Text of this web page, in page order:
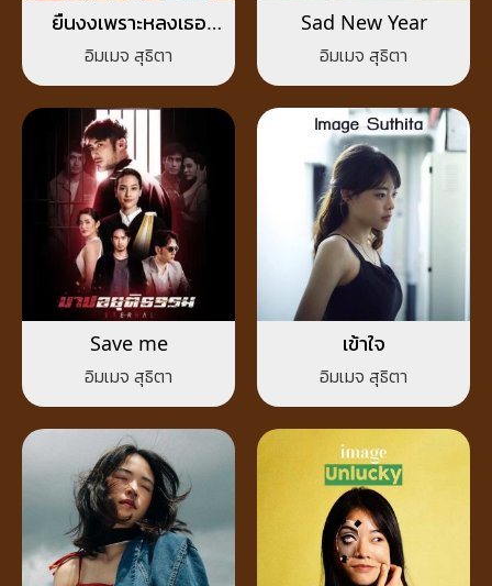
ยืนงงเพราะหลงเธอ
(GPS)
อิมเมจ สุธิตา
Sad New Year
อิมเมจ สุธิตา
Save me​
อิมเมจ สุธิตา
เข้าใจ
อิมเมจ สุธิตา